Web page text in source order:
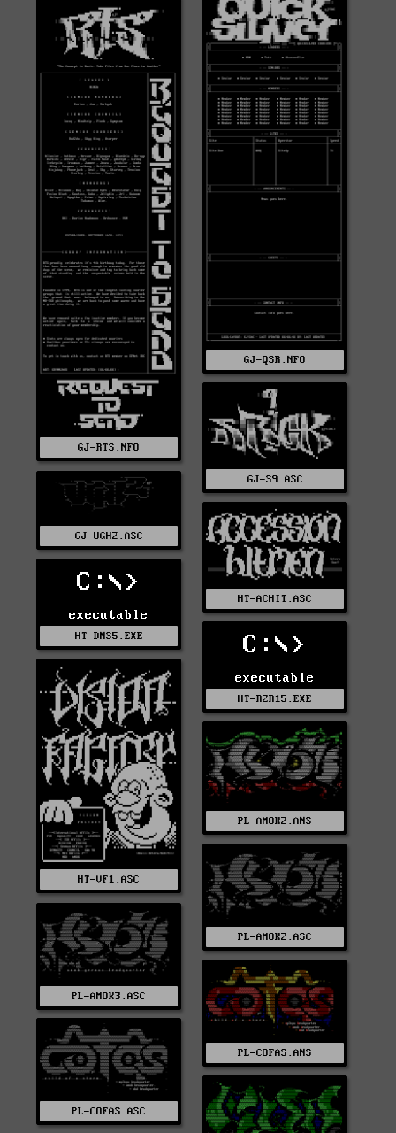
GJ-QSR.NFO
GJ-RTS.NFO
GJ-S9.ASC
GJ-UGH2.ASC
HT-ACHIT.ASC
C:\>
executable
HT-DNS5.EXE C:\>
executable
HT-RZR15.EXE
HT-VF1.ASC
PL-AMOK2.ANS
PL-AMOK2.ASC
PL-AMOK3.ASC
PL-COFAS.ANS
PL-COFAS.ASC